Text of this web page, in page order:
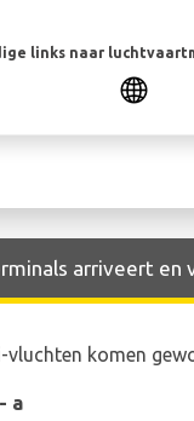
links naar
arriveert en
komen
a